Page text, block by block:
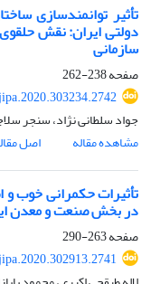
تأثیر توانمندسازی
دولتی ایران: نقش
سازمانی
صفحه238-262
جواد سلطانی نژاد، سنجر
مشاهده مقاله
اصل
تأثیرات حکمرانی خوب و
در بخش صنعت و معدن
صفحه263-290